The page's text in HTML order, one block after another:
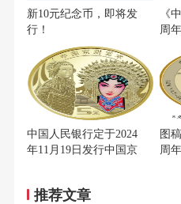
新10元纪念币，即将发
行！
《
周
中国人民银行定于2024
年11月19日发行中国京
图
周
推荐文章